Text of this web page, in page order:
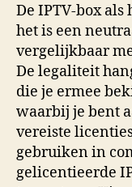
De IPTV-box
het is een
vergelijkbaar
De legaliteit
die je ermee
waarbij je bent
vereiste
gebruiken in
gelicentieerde